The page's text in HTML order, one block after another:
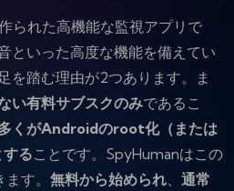
られた高機能な監視アプリで
といった高度な機能を備えてい
を踏む理由が2つあります。ま
い有料サブスクのみであるこ
くがAndroidのroot化（または
ることです。SpyHumanはこの
す。 無料から始められ、 通常